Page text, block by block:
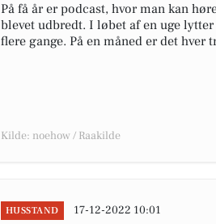
På få år er podcast, hvor man kan
blevet udbredt. I løbet af en uge
flere gange. På en måned er det
Kilde: noehow / Raakilde
HUSSTAND 17-12-2022 10:01